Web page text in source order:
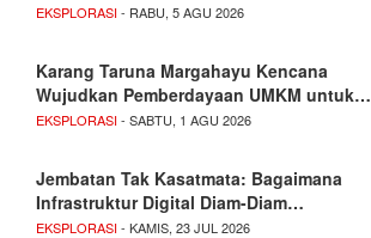
EKSPLORASI- RABU, 5 AGU 2026
Karang Taruna Margahayu Kencana
Wujudkan Pemberdayaan UMKM untuk…
EKSPLORASI- SABTU, 1 AGU 2026
Jembatan Tak Kasatmata: Bagaimana
Infrastruktur Digital Diam-Diam…
EKSPLORASI- KAMIS, 23 JUL 2026